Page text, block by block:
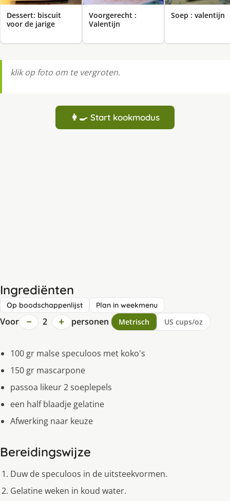
Dessert: biscuit
voor de jarige
Voorgerecht :
Valentijn
Soep : valentijn
klik op foto om te vergroten.
👩‍🍳 Start kookmodus
Ingrediënten
Op boodschappenlijst Plan in weekmenu
Voor − 2 + personen Metrisch US cups/oz
100 gr malse speculoos met koko's
150 gr mascarpone
passoa likeur 2 soeplepels
een half blaadje gelatine
Afwerking naar keuze
Bereidingswijze
Duw de speculoos in de uitsteekvormen.
Gelatine weken in koud water.